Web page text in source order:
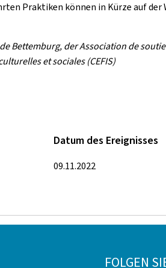
Praktiken können in Kürze auf
Bettemburg, der Association de
et sociales (CEFIS)
Datum des Ereignisses
09.11.2022
FOLGEN